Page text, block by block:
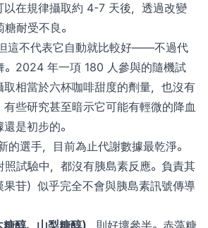
以在規律攝取約 4-7 天後，透過改變
耐受不良。
這不代表它自動就比較好——不過代
。2024 年一項 180 人參與的隨機試
相當於六杯咖啡甜度的劑量，也沒有
些研究甚至暗示它可能有輕微的降血
是初步的。
的選手，目前為止代謝數據最乾淨。
試驗中，都沒有胰島素反應。負責其
苷）似乎完全不會與胰島素訊號傳導
醇、山梨糖醇）
則好壞參半。赤藻糖